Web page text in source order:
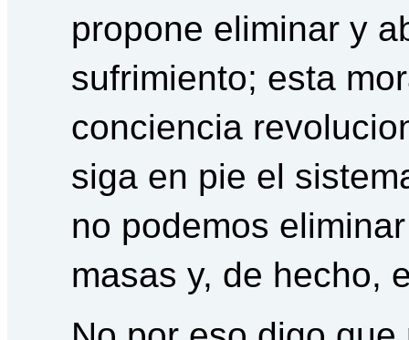
propone eliminar y
sufrimiento; esta
conciencia
siga en pie el
no podemos
masas y, de hecho,